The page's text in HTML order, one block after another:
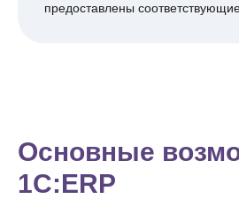
предоставлены
Основные
1C:ERP